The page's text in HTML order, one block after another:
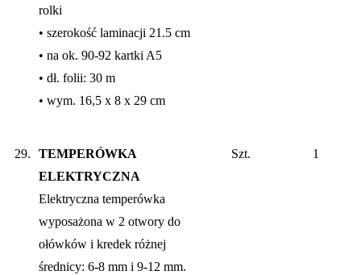
rolki
• szerokość laminacji 21.5 cm
• na ok. 90-92 kartki A5
• dł. folii: 30 m
• wym. 16,5 x 8 x 29 cm
29.
TEMPERÓWKA
ELEKTRYCZNA
Elektryczna temperówka
wyposażona w 2 otwory do
ołówków i kredek różnej
średnicy: 6-8 mm i 9-12 mm.
Szt. 1